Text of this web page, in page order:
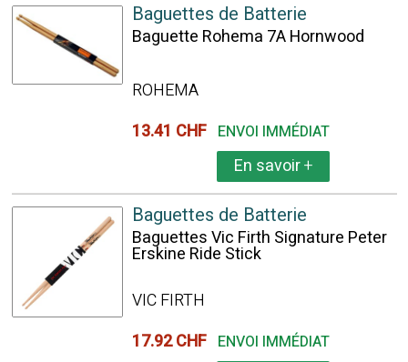
Baguettes de Batterie
Baguette Rohema 7A Hornwood
ROHEMA
13.41 CHF ENVOI IMMÉDIAT
En savoir+
Baguettes de Batterie
Baguettes Vic Firth Signature Peter
Erskine Ride Stick
VIC FIRTH
17.92 CHF ENVOI IMMÉDIAT